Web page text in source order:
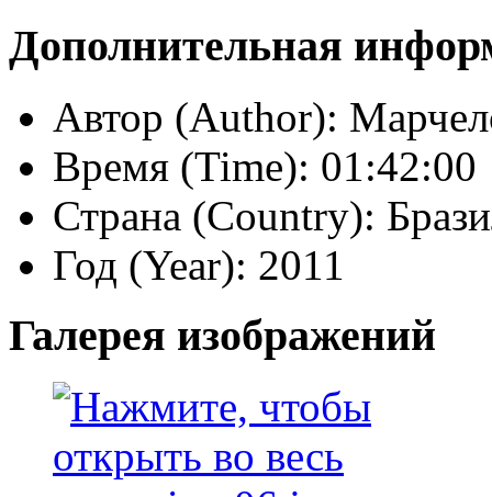
Дополнительная
Автор (Author):
Время (Time): 01:42:00
Страна (Country):
Год (Year): 2011
Галерея изображений